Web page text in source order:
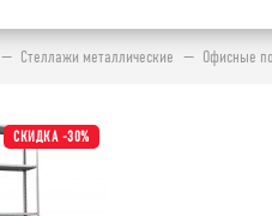
Стеллажи металлические Офисные
СКИДКА -30%